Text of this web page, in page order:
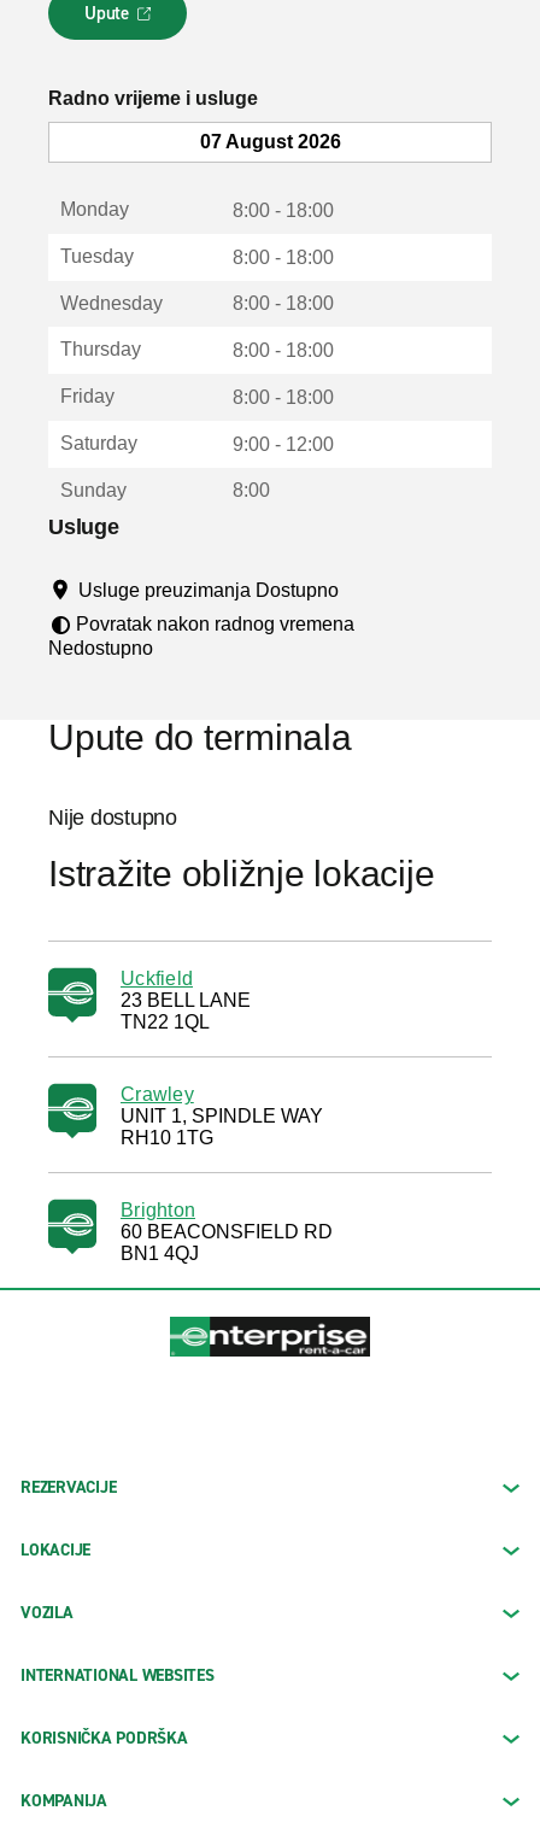
Upute
L
i
k
o
u
u
Radno vrijeme i usluge
07 August 2026
Monday 8:00 - 18:00
Tuesday 8:00 - 18:00
Wednesday 8:00 - 18:00
Thursday 8:00 - 18:00
Friday 8:00 - 18:00
Saturday 9:00 - 12:00
Sunday 8:00
Usluge
Usluge preuzimanja Dostupno
Povratak nakon radnog vremena
Nedostupno
Upute do terminala
Nije dostupno
Istražite obližnje lokacije
Uckfield
23 BELL LANE
TN22 1QL
Crawley
UNIT 1, SPINDLE WAY
RH10 1TG
Brighton
60 BEACONSFIELD RD
BN1 4QJ
REZERVACIJE
LOKACIJE
VOZILA
INTERNATIONAL WEBSITES
KORISNIČKA PODRŠKA
KOMPANIJA